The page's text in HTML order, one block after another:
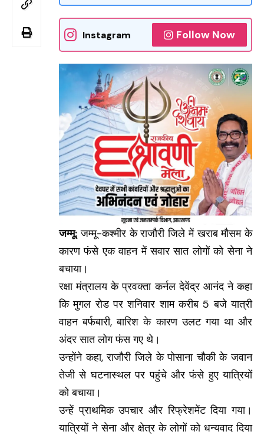
Instagram Follow Now
जम्मू: जम्मू-कश्मीर के राजौरी जिले में खराब मौसम के
कारण फंसे एक वाहन में सवार सात लोगों को सेना ने
बचाया।
रक्षा मंत्रालय के प्रवक्ता कर्नल देवेंद्र आनंद ने कहा
कि मुगल रोड पर शनिवार शाम करीब 5 बजे यात्री
वाहन बर्फबारी, बारिश के कारण उलट गया था और
अंदर सात लोग फंस गए थे।
उन्होंने कहा, राजौरी जिले के पोसाना चौकी के जवान
तेजी से घटनास्थल पर पहुंचे और फंसे हुए यात्रियों
को बचाया।
उन्हें प्राथमिक उपचार और रिफ्रेशमेंट दिया गया।
यात्रियों ने सेना और क्षेत्र के लोगों को धन्यवाद दिया